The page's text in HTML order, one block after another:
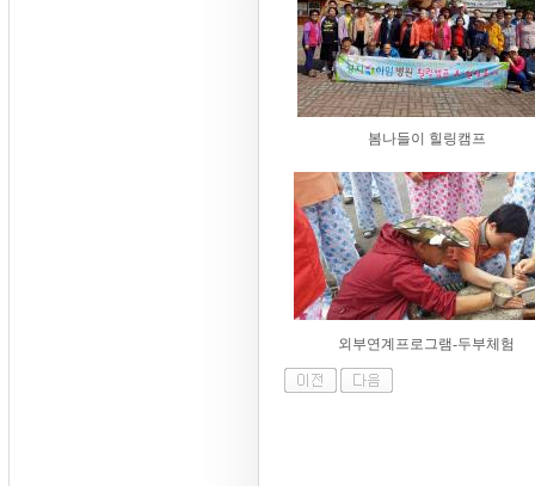
봄나들이 힐링캠프
외부연계프로그램-두부체험